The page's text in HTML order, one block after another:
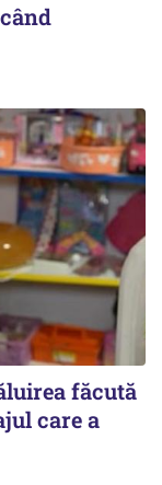
făcută
care a